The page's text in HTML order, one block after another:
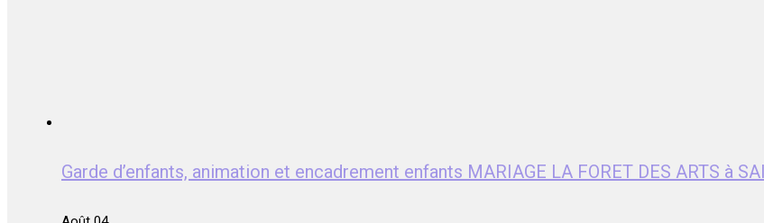
Garde d’enfants, animation et encadrement enfants MARIAGE LA FORET DES ARTS à